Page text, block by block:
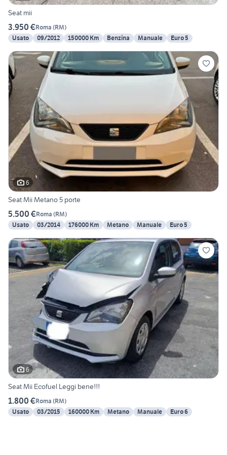
Seat mii
3.950 €Roma (RM)
Usato
09/2012 150000 Km Benzina Manuale Euro 5
6
Seat Mii Metano 5 porte
5.500 €Roma (RM)
Usato
03/2014 176000 Km Metano Manuale Euro 5
6
Seat Mii Ecofuel Leggi bene!!!
1.800 €Roma (RM)
Usato
03/2015 160000 Km Metano Manuale Euro 6